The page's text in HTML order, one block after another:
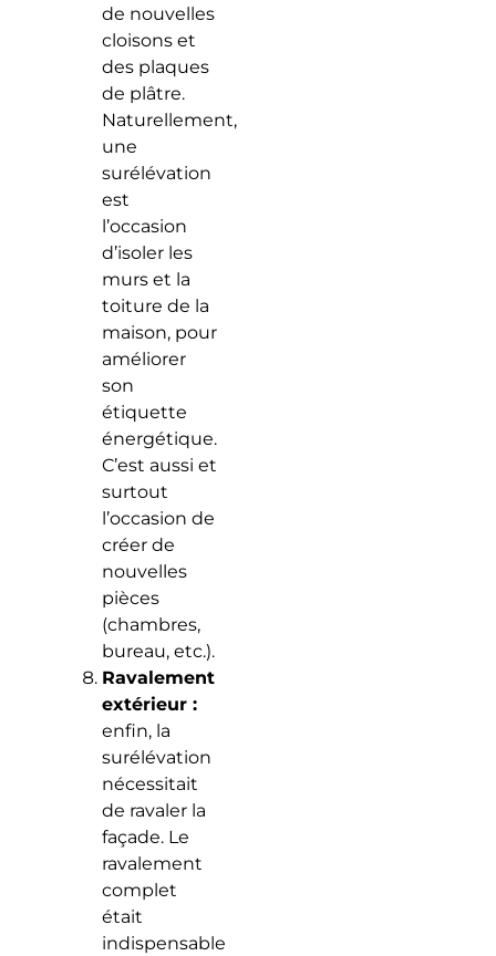
de nouvelles
cloisons et
des plaques
de plâtre.
Naturellement,
une
surélévation
est
l’occasion
d’isoler les
murs et la
toiture de la
maison, pour
améliorer
son
étiquette
énergétique.
C’est aussi et
surtout
l’occasion de
créer de
nouvelles
pièces
(chambres,
bureau, etc.).
Ravalement
extérieur :
enfin, la
surélévation
nécessitait
de ravaler la
façade. Le
ravalement
complet
était
indispensable